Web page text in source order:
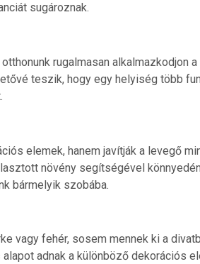
sugároznak.
rugalmasan alkalmazkodjon
teszik, hogy egy helyiség több
elemek, hanem javítják a levegő
növény segítségével
bármelyik szobába.
vagy fehér, sosem mennek ki a
alapot adnak a különböző dekorációs